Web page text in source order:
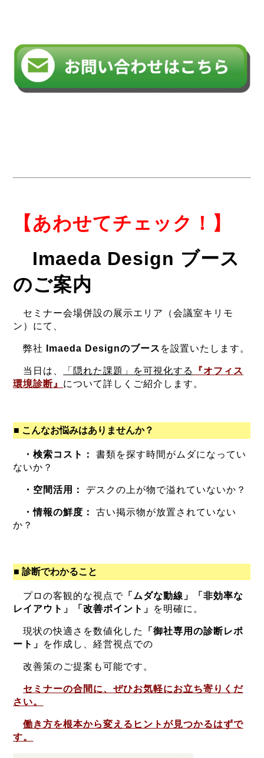
【あわせてチェック！】
Imaeda Design ブース
のご案内
セミナー会場併設の展示エリア（会議室キリモ
ン）にて、
弊社 Imaeda Designのブース を設置いたします。
当日は、 「隠れた課題」を可視化する
『オフィス
環境診断』 について詳しくご紹介します。
■ こんなお悩みはありませんか？
・検索コスト：
書類を探す時間がムダになってい
ないか？
・ 空間活用： デスクの上が物で溢れていないか？
・情報の鮮度：
古い掲示物が放置されていない
か？
■ 診断でわかること
プロの客観的な視点で「ムダな動線」「非効率な
レイアウト」「改善ポイント」
を明確に。
現状の快適さを数値化した
「御社専用の診断レポ
ート」
を作成し、経営視点での
改善策のご提案も可能です。
セミナーの合間に、ぜひお気軽にお立ち寄りくだ
さい。
働き方を根本から変えるヒントが見つかるはずで
す。